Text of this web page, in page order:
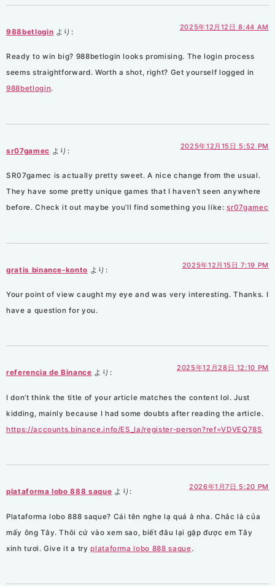
988betlogin より:
2025年12月12日 8:44 AM
Ready to win big? 988betlogin looks promising. The login process
seems straightforward. Worth a shot, right? Get yourself logged in
988betlogin.
sr07gamec より:
2025年12月15日 5:52 PM
SR07gamec is actually pretty sweet. A nice change from the usual.
They have some pretty unique games that I haven’t seen anywhere
before. Check it out maybe you’ll find something you like:sr07gamec
gratis binance-konto より:
2025年12月15日 7:19 PM
Your point of view caught my eye and was very interesting. Thanks. I
have a question for you.
referencia de Binance より:
2025年12月28日 12:10 PM
I don’t think the title of your article matches the content lol. Just
kidding, mainly because I had some doubts after reading the article.
https://accounts.binance.info/ES_la/register-person?ref=VDVEQ78S
plataforma lobo 888 saque より:
2026年1月7日 5:20 PM
Plataforma lobo 888 saque? Cái tên nghe lạ quá à nha. Chắc là của
mấy ông Tây. Thôi cứ vào xem sao, biết đâu lại gặp được em Tây
xinh tươi. Give it a tryplataforma lobo 888 saque.